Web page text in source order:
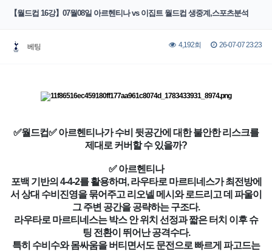
【월드컵 16강】07월08일 아르헨티나 vs 이집트 월드컵 생중계,스포츠분석
베팅 4,192회 26-07-07 23:23
✅월드컵✅ 아르헨티나가 수비 뒷공간에 대한 불안한 리스크를
제대로 커버할 수 있을까?
✅ 아르헨티나
포백 기반의 4-4-2를 활용하며, 라우타로 마르티네스가 최전방에
서 상대 수비진영을 묶어주고 리오넬 메시와 로드리고 데 파울이
그 주변 공간을 공략하는 구조다.
라우타로 마르티네스는 박스 안 위치 선정과 짧은 터치 이후 슈
팅 전환이 뛰어난 공격수다.
특히 수비수와 몸싸움을 버티면서도 문전으로 빠르게 파고드는